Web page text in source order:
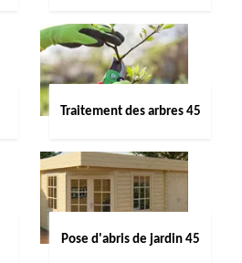
Traitement des arbres 45
Pose d'abris de jardin 45